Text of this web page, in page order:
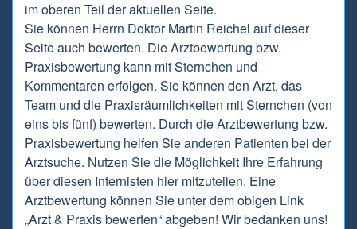
im oberen Teil der aktuellen Seite.
Sie können Herrn Doktor Martin Reichel auf dieser
Seite auch bewerten. Die Arztbewertung bzw.
Praxisbewertung kann mit Sternchen und
Kommentaren erfolgen. Sie können den Arzt, das
Team und die Praxisräumlichkeiten mit Sternchen (von
eins bis fünf) bewerten. Durch die Arztbewertung bzw.
Praxisbewertung helfen Sie anderen Patienten bei der
Arztsuche. Nutzen Sie die Möglichkeit Ihre Erfahrung
über diesen Internisten hier mitzuteilen. Eine
Arztbewertung können Sie unter dem obigen Link
„Arzt & Praxis bewerten“ abgeben! Wir bedanken uns!